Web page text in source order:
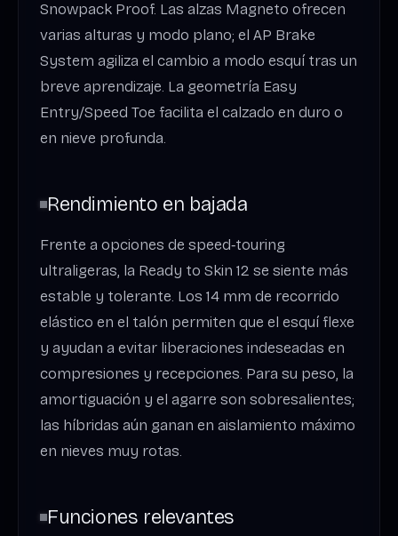
Snowpack Proof. Las alzas Magneto ofrecen
varias alturas y modo plano; el AP Brake
System agiliza el cambio a modo esquí tras un
breve aprendizaje. La geometría Easy
Entry/Speed Toe facilita el calzado en duro o
en nieve profunda.
Rendimiento en bajada
Frente a opciones de speed‑touring
ultraligeras, la Ready to Skin 12 se siente más
estable y tolerante. Los 14 mm de recorrido
elástico en el talón permiten que el esquí flexe
y ayudan a evitar liberaciones indeseadas en
compresiones y recepciones. Para su peso, la
amortiguación y el agarre son sobresalientes;
las híbridas aún ganan en aislamiento máximo
en nieves muy rotas.
Funciones relevantes